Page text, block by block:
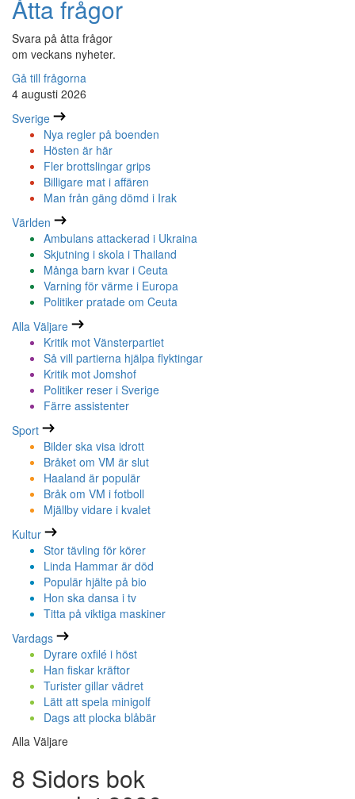
Åtta frågor
Svara på åtta frågor
om veckans nyheter.
Gå till frågorna
4 augusti 2026
Sverige
Nya regler på boenden
Hösten är här
Fler brottslingar grips
Billigare mat i affären
Man från gäng dömd i Irak
Världen
Ambulans attackerad i Ukraina
Skjutning i skola i Thailand
Många barn kvar i Ceuta
Varning för värme i Europa
Politiker pratade om Ceuta
Alla Väljare
Kritik mot Vänsterpartiet
Så vill partierna hjälpa flyktingar
Kritik mot Jomshof
Politiker reser i Sverige
Färre assistenter
Sport
Bilder ska visa idrott
Bråket om VM är slut
Haaland är populär
Bråk om VM i fotboll
Mjällby vidare i kvalet
Kultur
Stor tävling för körer
Linda Hammar är död
Populär hjälte på bio
Hon ska dansa i tv
Titta på viktiga maskiner
Vardags
Dyrare oxfilé i höst
Han fiskar kräftor
Turister gillar vädret
Lätt att spela minigolf
Dags att plocka blåbär
Alla Väljare
8 Sidors bok